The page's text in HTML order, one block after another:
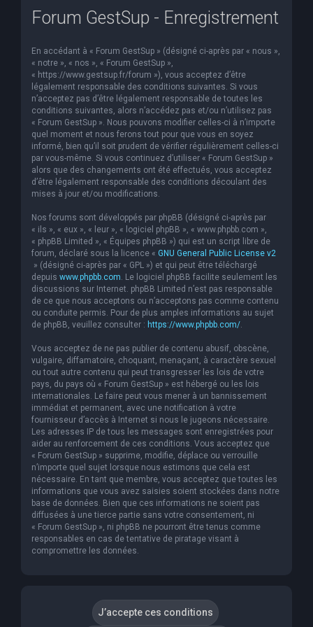
Forum GestSup - Enregistrement
En accédant à « Forum GestSup » (désigné ci-après par « nous »,
« notre », « nos », « Forum GestSup »,
« https://www.gestsup.fr/forum »), vous acceptez d’être
légalement responsable des conditions suivantes. Si vous
n’acceptez pas d’être légalement responsable de toutes les
conditions suivantes, alors n’accédez pas et/ou n’utilisez pas
« Forum GestSup ». Nous pouvons modifier celles-ci à n’importe
quel moment et nous ferons tout pour que vous en soyez
informé, bien qu’il soit prudent de vérifier régulièrement celles-ci
par vous-même. Si vous continuez d’utiliser « Forum GestSup »
alors que des changements ont été effectués, vous acceptez
d’être légalement responsable des conditions découlant des
mises à jour et/ou modifications.
Nos forums sont développés par phpBB (désigné ci-après par
« ils », « eux », « leur », « logiciel phpBB », « www.phpbb.com »,
« phpBB Limited », « Équipes phpBB ») qui est un script libre de
forum, déclaré sous la licence « GNU General Public License v2
» (désigné ci-après par « GPL ») et qui peut être téléchargé
depuis www.phpbb.com. Le logiciel phpBB facilite seulement les
discussions sur Internet. phpBB Limited n’est pas responsable
de ce que nous acceptons ou n’acceptons pas comme contenu
ou conduite permis. Pour de plus amples informations au sujet
de phpBB, veuillez consulter : https://www.phpbb.com/.
Vous acceptez de ne pas publier de contenu abusif, obscène,
vulgaire, diffamatoire, choquant, menaçant, à caractère sexuel
ou tout autre contenu qui peut transgresser les lois de votre
pays, du pays où « Forum GestSup » est hébergé ou les lois
internationales. Le faire peut vous mener à un bannissement
immédiat et permanent, avec une notification à votre
fournisseur d’accès à Internet si nous le jugeons nécessaire.
Les adresses IP de tous les messages sont enregistrées pour
aider au renforcement de ces conditions. Vous acceptez que
« Forum GestSup » supprime, modifie, déplace ou verrouille
n’importe quel sujet lorsque nous estimons que cela est
nécessaire. En tant que membre, vous acceptez que toutes les
informations que vous avez saisies soient stockées dans notre
base de données. Bien que ces informations ne soient pas
diffusées à une tierce partie sans votre consentement, ni
« Forum GestSup », ni phpBB ne pourront être tenus comme
responsables en cas de tentative de piratage visant à
compromettre les données.